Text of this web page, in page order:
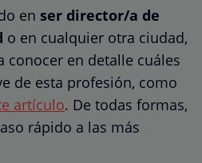
en ser director/a de
o en cualquier otra ciudad,
conocer en detalle cuáles
de esta profesión, como
artículo. De todas formas,
rápido a las más